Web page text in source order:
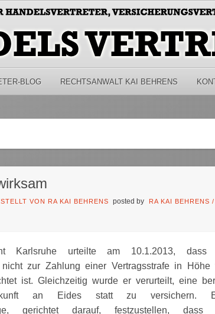
BLOG RECHTSANWALT KAI BEHRENS
VON RA KAI BEHRENS posted by RA KAI BEHRENS /
Karlsruhe urteilte am 10.1.2013, dass
nicht zur Zahlung einer Vertragsstrafe in Höhe
ist. Gleichzeitig wurde er verurteilt, eine
an Eides statt zu versichern.
gerichtet darauf, festzustellen, dass